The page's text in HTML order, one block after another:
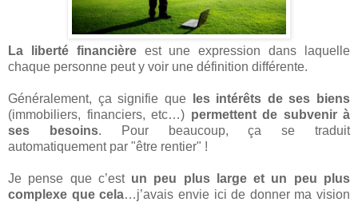
La liberté financièreest une expression dans laquelle
chaque personne peut y voir une définition différente.
Généralement, ça signifie que
les intérêts de ses biens
(immobiliers, financiers, etc…) permettent de subvenir à
ses besoins. Pour beaucoup, ça se traduit
automatiquement par "être rentier" !
Je pense que c’est un peu plus large et un peu plus
complexe que cela…j’avais envie ici de donner ma vision